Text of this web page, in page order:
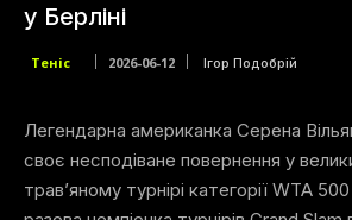
у Берліні
Теніс 2026-06-12 Ігор Подобрій
Легендарна американка Серена
своє несподіване повернення у
трав’яному турнірі категорії WTA